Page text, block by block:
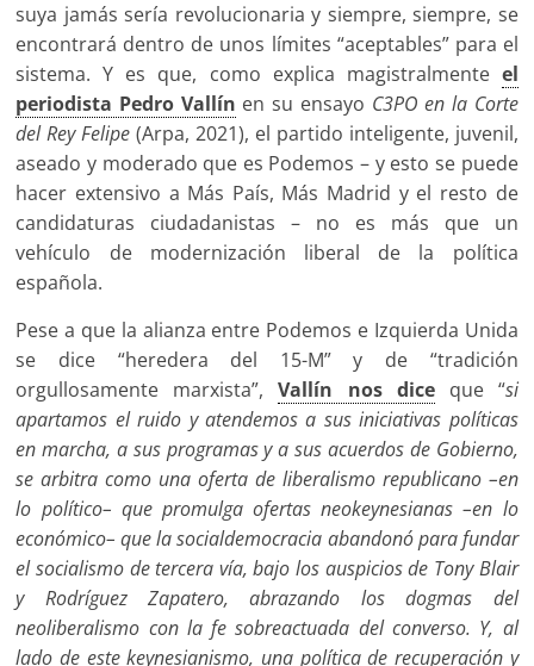
suya jamás sería revolucionaria y siempre, siempre, se
encontrará dentro de unos límites “aceptables” para el
sistema. Y es que, como explica magistralmente el
periodista Pedro Vallín en su ensayo C3PO en la Corte
del Rey Felipe (Arpa, 2021), el partido inteligente, juvenil,
aseado y moderado que es Podemos – y esto se puede
hacer extensivo a Más País, Más Madrid y el resto de
candidaturas ciudadanistas – no es más que un
vehículo de modernización liberal de la política
española.
Pese a que la alianza entre Podemos e Izquierda Unida
se dice “heredera del 15-M” y de “tradición
orgullosamente marxista”,Vallín nos diceque “si
apartamos el ruido y atendemos a sus iniciativas políticas
en marcha, a sus programas y a sus acuerdos de Gobierno,
se arbitra como una oferta de liberalismo republicano –en
lo político– que promulga ofertas neokeynesianas –en lo
económico– que la socialdemocracia abandonó para fundar
el socialismo de tercera vía, bajo los auspicios de Tony Blair
y Rodríguez Zapatero, abrazando los dogmas del
neoliberalismo con la fe sobreactuada del converso. Y, al
lado de este keynesianismo, una política de recuperación y